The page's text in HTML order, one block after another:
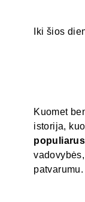
Iki šios
Kuomet
istorija,
populiarus